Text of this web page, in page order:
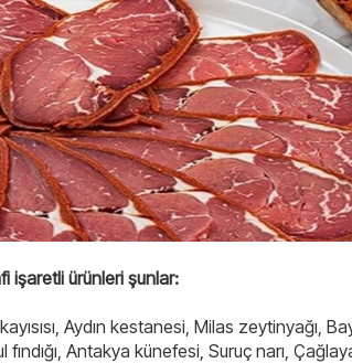
işaretli ürünleri şunlar:
Aydın kestanesi, Milas zeytinyağı,
Antakya künefesi, Suruç narı,